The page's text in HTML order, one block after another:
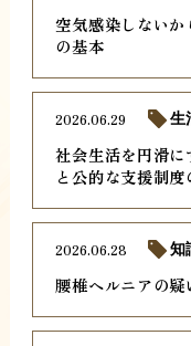
空気感染しない
の基本
社会生活を円滑
と公的な支援制度
2026.06.29 生
腰椎ヘルニアの
2026.06.28 知